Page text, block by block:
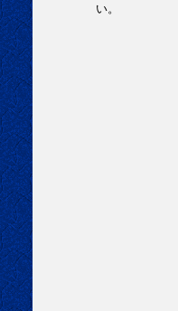
い。